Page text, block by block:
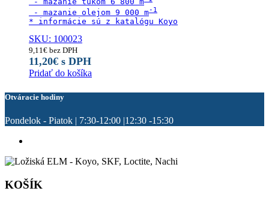
- mazanie olejom 9 000 m
SKU: 100023
9,11€ bez DPH
11,20€ s DPH
Pridať do košíka
Otváracie hodiny
Pondelok - Piatok | 7:30-12:00 |12:30 -15:30
KOŠÍK